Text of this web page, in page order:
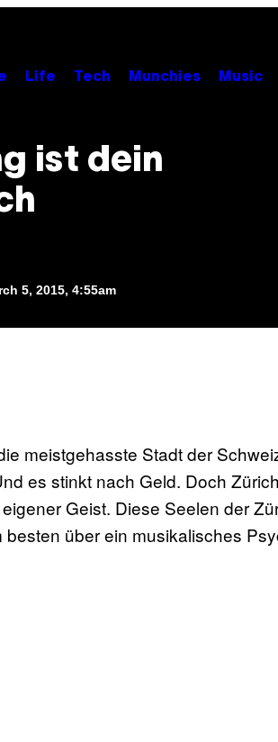
Life Tech Munchies Music
ist dein
5, 2015, 4:55am
meistgehasste Stadt der
es stinkt nach Geld. Doch
Geist. Diese Seelen der
über ein musikalisches